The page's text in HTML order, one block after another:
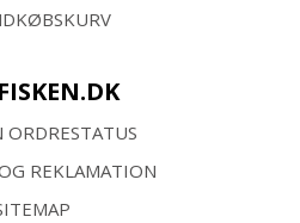
ORDRESTATUS
REKLAMATION